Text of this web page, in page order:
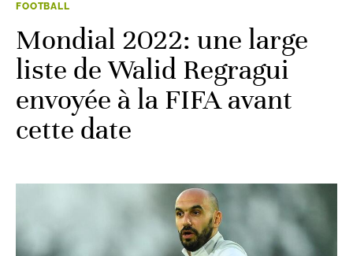
FOOTBALL
Mondial 2022: une large
liste de Walid Regragui
envoyée à la FIFA avant
cette date